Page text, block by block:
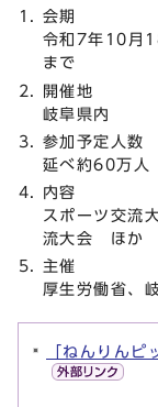
会期
令和7年10月
まで
開催地
岐阜県内
参加予定人数
延べ約60万人
内容
スポーツ交流
流大会 ほか
主催
厚生労働省、
「ねんりん